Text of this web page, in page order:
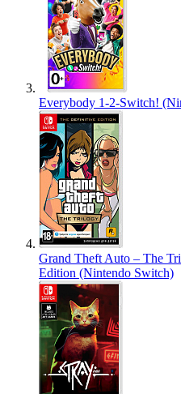
Everybody 1-2-Switch!
Grand Theft Auto – The
Edition (Nintendo Switch)